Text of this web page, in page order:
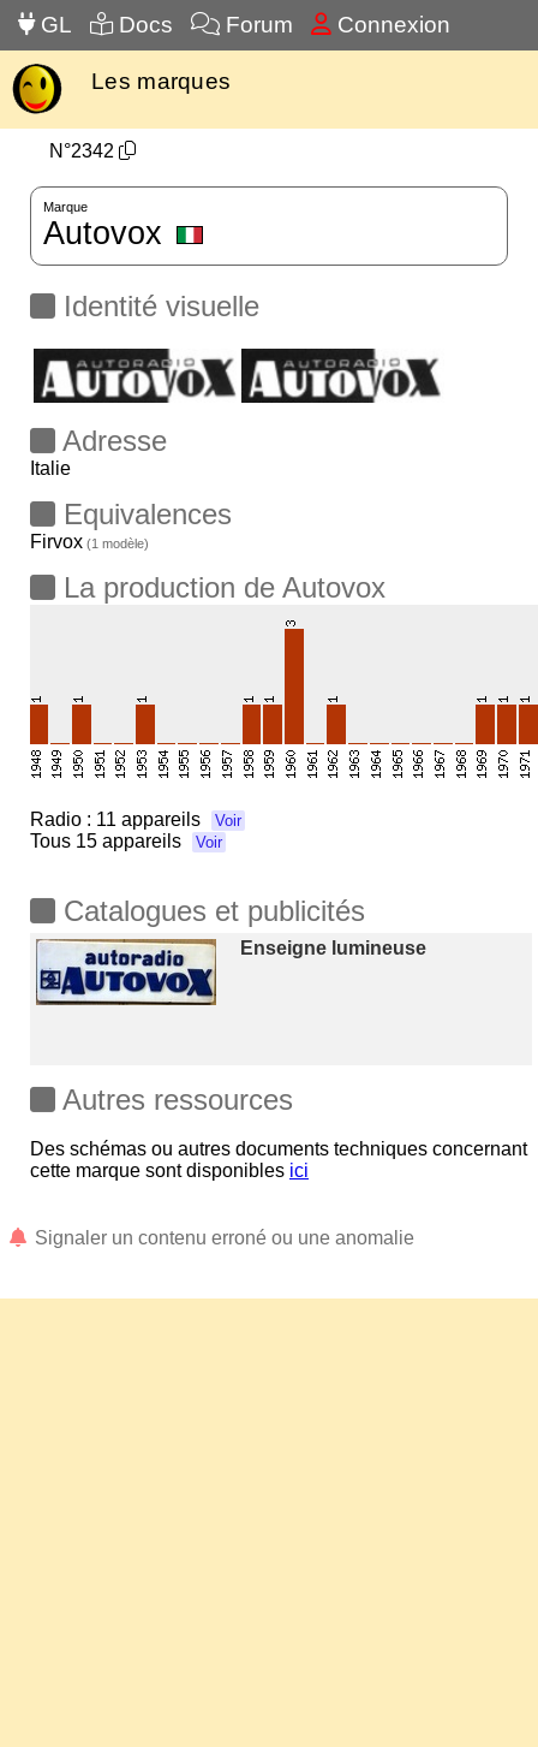
GL Docs Forum Connexion
Les marques
N°2342
Marque
Autovox
Identité visuelle
Adresse
Italie
Equivalences
Firvox (1 modèle)
La production de Autovox
Radio : 11 appareils Voir
Tous 15 appareils Voir
Catalogues et publicités
Enseigne lumineuse
Autres ressources
Des schémas ou autres documents techniques concernant
cette marque sont disponibles ici
Signaler un contenu erroné ou une anomalie